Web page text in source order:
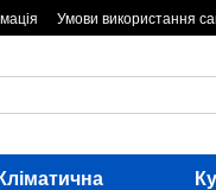
Умови використання
Кліматична